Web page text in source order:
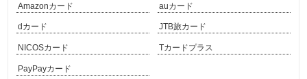
Amazonカード auカード
dカード JTB旅カード
NICOSカード Tカードプラス
PayPayカード